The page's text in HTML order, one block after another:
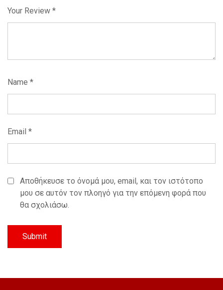
Your Review *
Name *
Email *
Αποθήκευσε το όνομά μου, email, και τον ιστότοπο
μου σε αυτόν τον πλοηγό για την επόμενη φορά που
θα σχολιάσω.